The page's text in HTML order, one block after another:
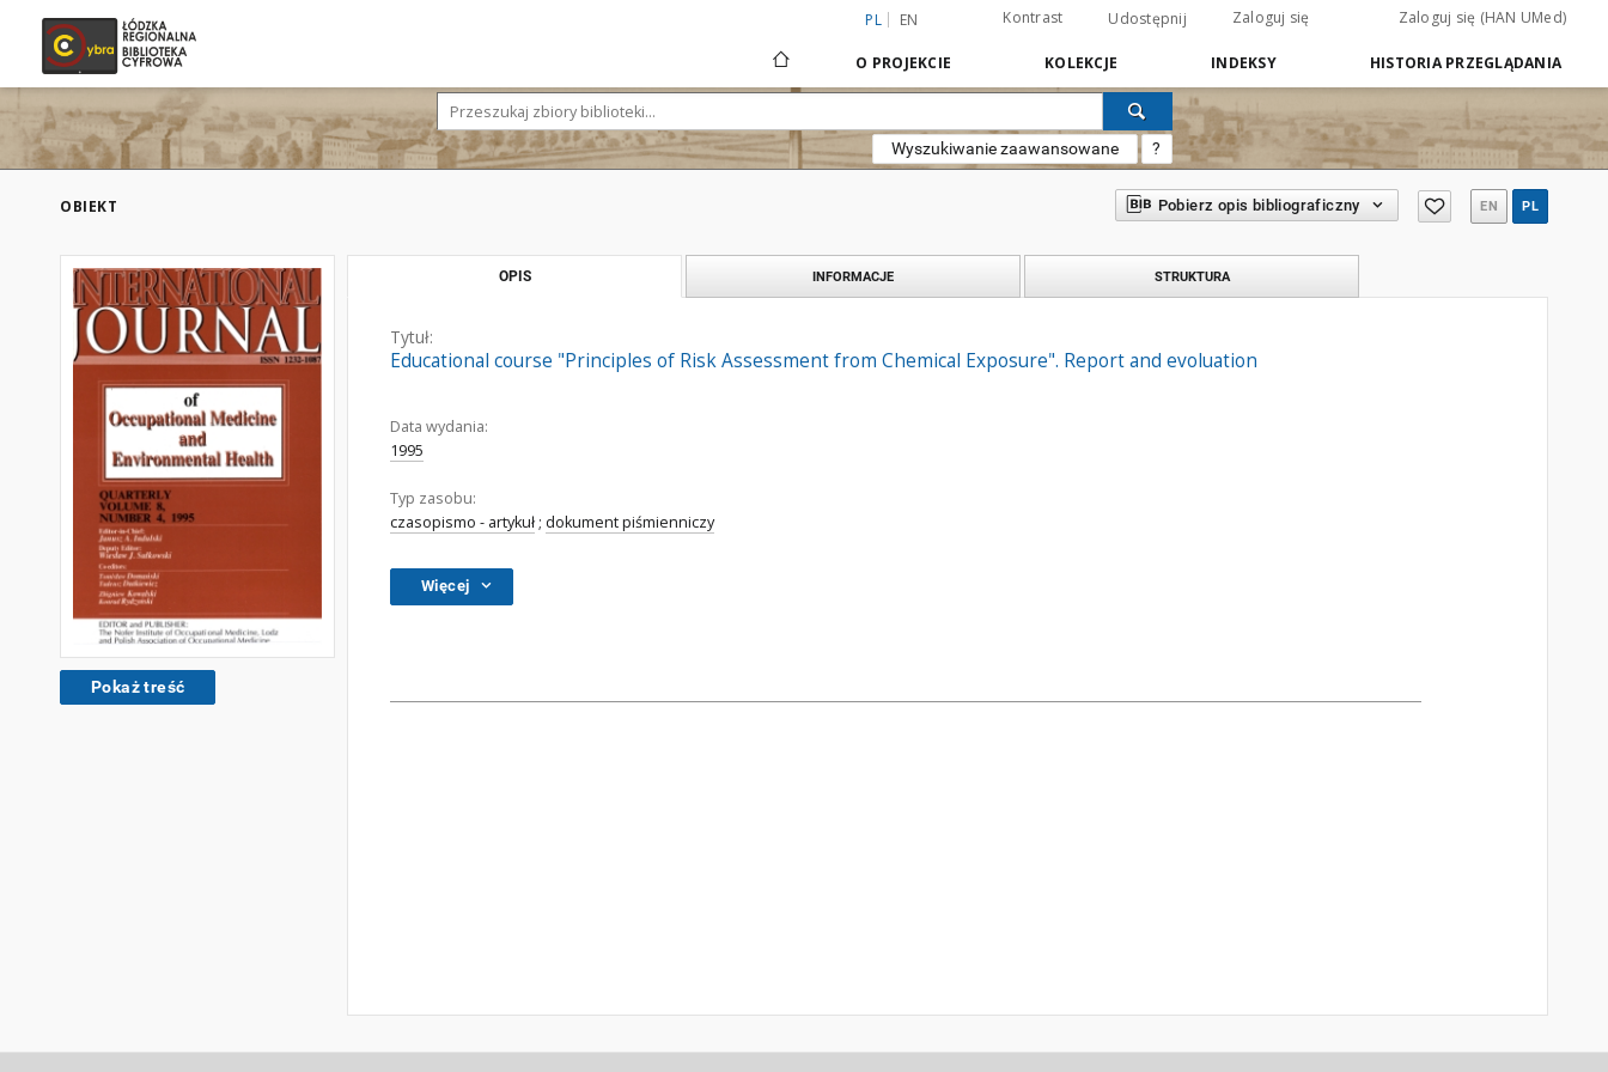
PL EN Kontrast Udostępnij Zaloguj się Zaloguj się (HAN UMed)
O PROJEKCIE KOLEKCJE INDEKSY HISTORIA PRZEGLĄDANIA
Wyszukiwanie zaawansowane ?
OBIEKT Pobierz opis bibliograficzny EN PL
Pokaż treść
OPIS INFORMACJE STRUKTURA
Tytuł:
Educational course "Principles of Risk Assessment from Chemical Exposure". Report and evoluation
Data wydania:
1995
Typ zasobu:
czasopismo - artykuł ; dokument piśmienniczy
Więcej